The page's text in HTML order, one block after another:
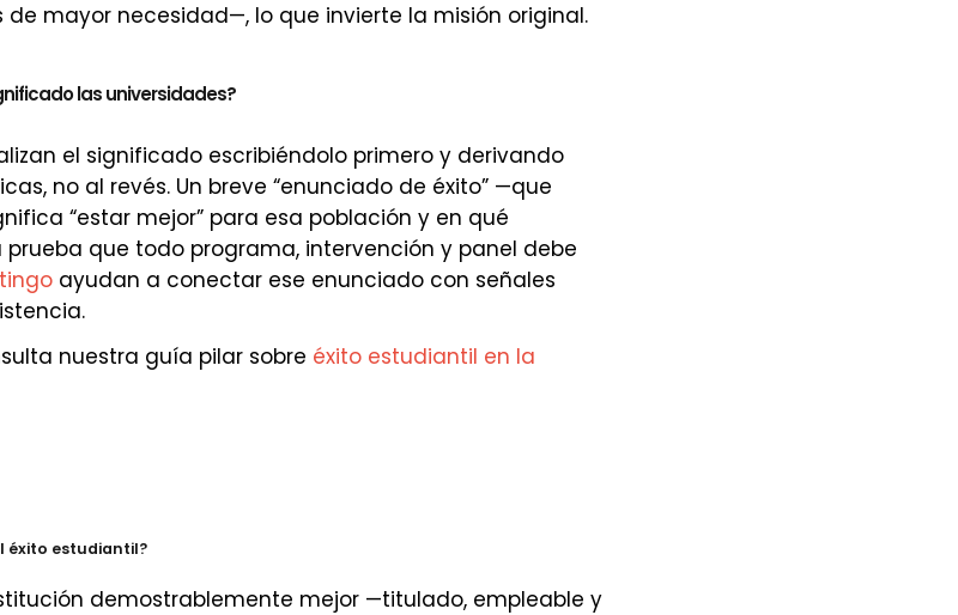
de mayor necesidad—, lo que invierte la misión original.
las universidades?
el significado escribiéndolo primero y derivando
no al revés. Un breve “enunciado de éxito” —que
“estar mejor” para esa población y en qué
que todo programa, intervención y panel debe
ayudan a conectar ese enunciado con señales
nuestra guía pilar sobre éxito estudiantil en la
éxito estudiantil?
demostrablemente mejor —titulado, empleable y